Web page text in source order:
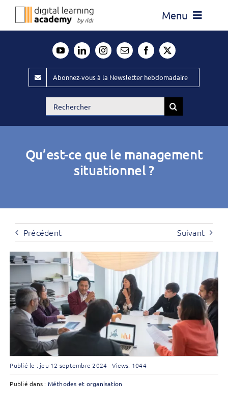
Passer
Menu
Évènements ILDI
Offres d’emploi
Publiez
Abonnez-vous à la Newsletter hebdomadaire
Rechercher:
Qu’est-ce que le management
situationnel ?
Précédent Suivant
Publié le : jeu 12 septembre 2024 Views: 1044
Publié dans : Méthodes et organisation